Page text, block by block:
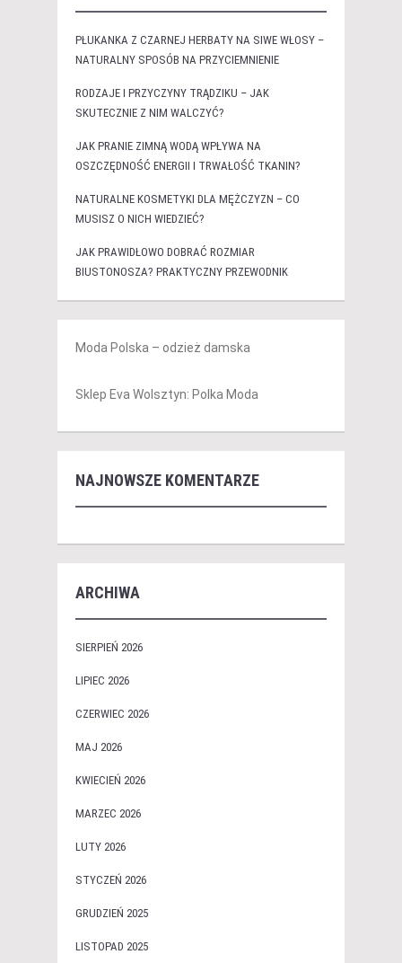
PŁUKANKA Z CZARNEJ HERBATY NA SIWE WŁOSY –
NATURALNY SPOSÓB NA PRZYCIEMNIENIE
RODZAJE I PRZYCZYNY TRĄDZIKU – JAK
SKUTECZNIE Z NIM WALCZYĆ?
JAK PRANIE ZIMNĄ WODĄ WPŁYWA NA
OSZCZĘDNOŚĆ ENERGII I TRWAŁOŚĆ TKANIN?
NATURALNE KOSMETYKI DLA MĘŻCZYZN – CO
MUSISZ O NICH WIEDZIEĆ?
JAK PRAWIDŁOWO DOBRAĆ ROZMIAR
BIUSTONOSZA? PRAKTYCZNY PRZEWODNIK
Moda Polska – odzież damska
Sklep Eva Wolsztyn: Polka Moda
NAJNOWSZE KOMENTARZE
ARCHIWA
SIERPIEŃ 2026
LIPIEC 2026
CZERWIEC 2026
MAJ 2026
KWIECIEŃ 2026
MARZEC 2026
LUTY 2026
STYCZEŃ 2026
GRUDZIEŃ 2025
LISTOPAD 2025